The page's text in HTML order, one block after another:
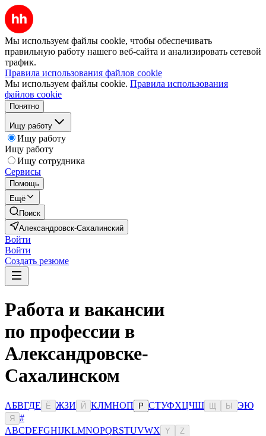
Мы используем файлы cookie, чтобы обеспечивать
правильную работу нашего веб-сайта и анализировать сетевой
трафик.
Правила использования файлов cookie
Мы используем файлы cookie. Правила использования
файлов cookie
Понятно
Ищу работу
Ищу работу
Ищу работу
Ищу сотрудника
Сервисы
Помощь
Ещё
Поиск
Александровск-Сахалинский
Войти
Войти
Создать резюме
Работа и вакансии
по профессии в
Александровске-
Сахалинском
АБВГДЕ Ё ЖЗИ Й КЛМНОП Р СТУФХЦЧШ Ы ЭЮ
Я
#
ABCDEFGHIJKLMNOPQRSTUVWX Y Z